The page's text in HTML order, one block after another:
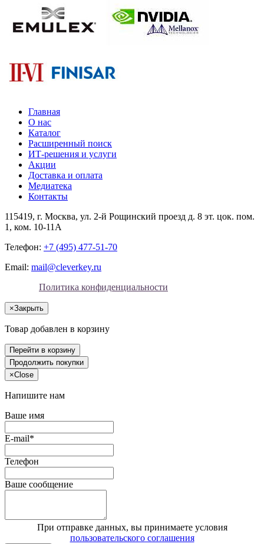
Главная
О нас
Каталог
Расширенный поиск
ИТ-решения и услуги
Акции
Доставка и оплата
Медиатека
Контакты
115419, г. Москва, ул. 2-й Рощинский проезд д. 8 эт. цок. пом.
1, ком. 10-11А
Телефон: +7 (495) 477-51-70
Email: mail@cleverkey.ru
Политика конфиденциальности
×Закрыть
Товар добавлен в корзину
Перейти в корзину
Продолжить покупки
×Close
Напишите нам
Ваше имя
E-mail*
Телефон
Ваше сообщение
При отправке данных, вы принимаете условия
пользовательского соглашения